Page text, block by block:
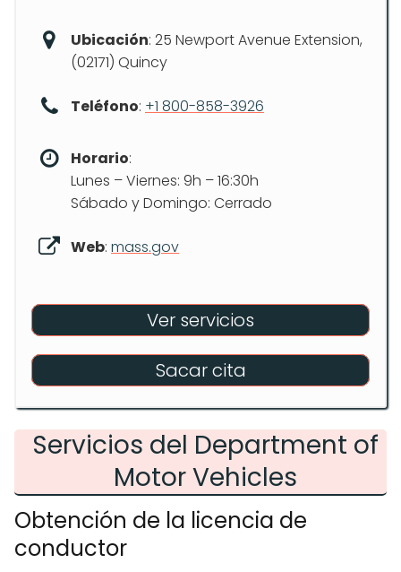
Ubicación: 25 Newport Avenue Extension,
(02171) Quincy
Teléfono: +1 800-858-3926
Horario:
Lunes – Viernes: 9h – 16:30h
Sábado y Domingo: Cerrado
Web: mass.gov
Ver servicios
Sacar cita
Servicios del Department of
Motor Vehicles
Obtención de la licencia de
conductor